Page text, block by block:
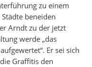
zu einem
beneiden
Arndt zu der jetzt
werde „das
Er sei sich
Graffitis den